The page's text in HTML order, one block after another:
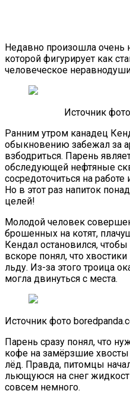
Недавно произошла очень
которой фигурирует как
человеческое
Источник
Ранним утром канадец
обыкновению забежал за
взбодриться. Парень
обследующей нефтяные
сосредоточиться на работе
Но в этот раз напиток
целей!
Молодой человек
брошенных на котят,
Кендал остановился,
вскоре понял, что
льду. Из-за этого троица
могла двинуться с места.
Источник фото
Парень сразу понял, что
кофе на замёрзшие
лёд. Правда, питомцы
льющуюся на снег
совсем немного.